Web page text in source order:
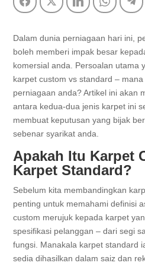
Dalam dunia perniagaan hari ini,
boleh memberi impak besar
komersial anda. Persoalan utama
karpet custom vs standard –
perniagaan anda? Artikel ini akan
antara kedua-dua jenis karpet ini
membuat keputusan yang bijak
sebenar syarikat anda.
Apakah Itu Karpet
Karpet Standard?
Sebelum kita membandingkan
penting untuk memahami definisi
custom merujuk kepada karpet
spesifikasi pelanggan – dari segi
fungsi. Manakala karpet standard
sedia dihasilkan dalam saiz dan